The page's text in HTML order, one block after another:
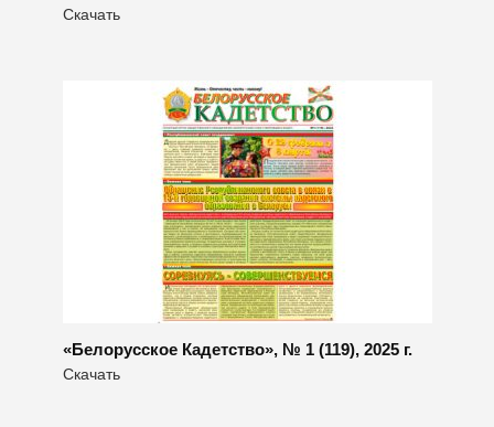
Скачать
«Белорусское Кадетство», № 1 (119), 2025 г.
Скачать